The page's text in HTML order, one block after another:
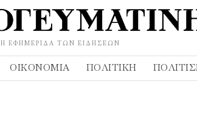
Η ΕΦΗΜΕΡΊΔΑ ΤΩΝ ΕΙΔΉΣΕΩΝ
ΟΙΚΟΝΟΜΊΑ ΠΟΛΙΤΙΚΉ